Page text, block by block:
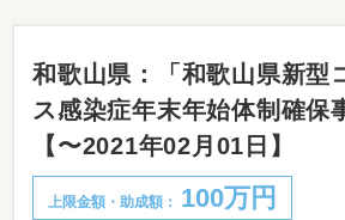
和歌山県：「和歌山県新型
ス感染症年末年始体制確保
【〜2021年02月01日】
上限金額・助成額： 100万円